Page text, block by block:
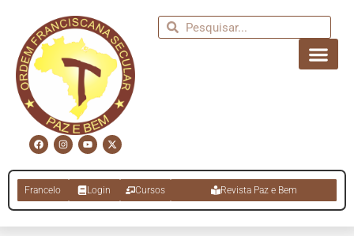
Francelo Login Cursos Revista Paz e Bem